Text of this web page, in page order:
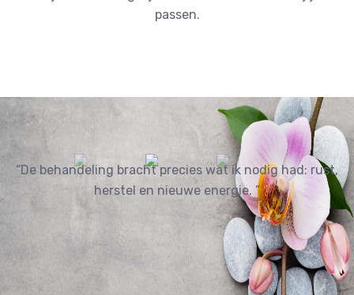
passen.
“De behandeling bracht precies wat ik nodig had: rust,
herstel en nieuwe energie. ”